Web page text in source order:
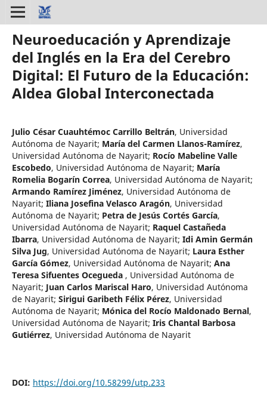
Neuroeducación y Aprendizaje
del Inglés en la Era del Cerebro
Digital: El Futuro de la Educación:
Aldea Global Interconectada
Julio César Cuauhtémoc Carrillo Beltrán, Universidad
Autónoma de Nayarit; María del Carmen Llanos-Ramírez,
Universidad Autónoma de Nayarit; Rocío Mabeline Valle
Escobedo, Universidad Autónoma de Nayarit; María
Romelia Bogarín Correa, Universidad Autónoma de Nayarit;
Armando Ramírez Jiménez, Universidad Autónoma de
Nayarit; Iliana Josefina Velasco Aragón, Universidad
Autónoma de Nayarit; Petra de Jesús Cortés García,
Universidad Autónoma de Nayarit; Raquel Castañeda
Ibarra, Universidad Autónoma de Nayarit; Idi Amin Germán
Silva Jug, Universidad Autónoma de Nayarit; Laura Esther
García Gómez, Universidad Autónoma de Nayarit; Ana
Teresa Sifuentes Ocegueda , Universidad Autónoma de
Nayarit; Juan Carlos Mariscal Haro, Universidad Autónoma
de Nayarit; Sirigui Garibeth Félix Pérez, Universidad
Autónoma de Nayarit; Mónica del Rocío Maldonado Bernal,
Universidad Autónoma de Nayarit; Iris Chantal Barbosa
Gutiérrez, Universidad Autónoma de Nayarit
DOI: https://doi.org/10.58299/utp.233